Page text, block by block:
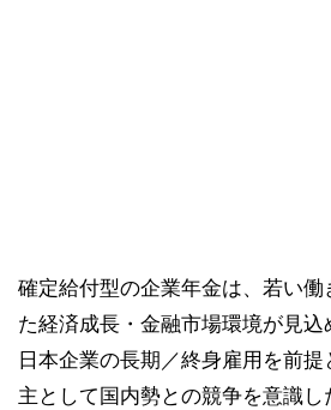
確定給付型の企業年金は、若い働
た経済成長・金融市場環境が見込
日本企業の長期／終身雇用を前提
主として国内勢との競争を意識し